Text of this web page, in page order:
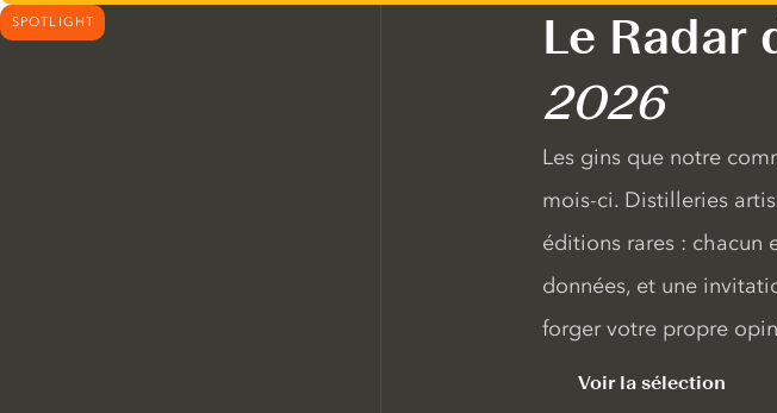
SPOTLIGHT Le Radar
2026
Les gins que notre
mois-ci. Distilleries
éditions rares : chacun
données, et une
forger votre propre
Voir la sélection